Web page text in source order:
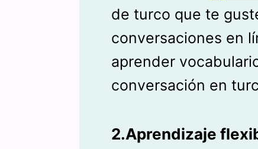
de turco que te
conversaciones en
aprender
conversación en
2.Aprendizaje